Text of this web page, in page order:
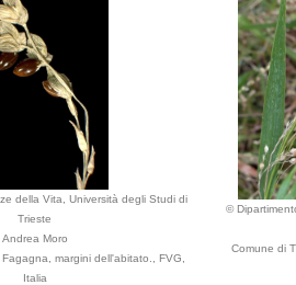
della Vita, Università degli Studi di
Trieste
Andrea Moro
margini dell'abitato., FVG,
Italia
©
Comune di